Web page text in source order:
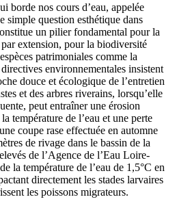
borde nos cours d’eau, appelée
simple question esthétique dans
un pilier fondamental pour la
extension, pour la biodiversité
patrimoniales comme la
environnementales insistent
douce et écologique de l’entretien
et des arbres riverains, lorsqu’elle
peut entraîner une érosion
température de l’eau et une perte
coupe rase effectuée en automne
de rivage dans le bassin de la
de l’Agence de l’Eau Loire-
la température de l’eau de 1,5°C en
directement les stades larvaires
les poissons migrateurs.